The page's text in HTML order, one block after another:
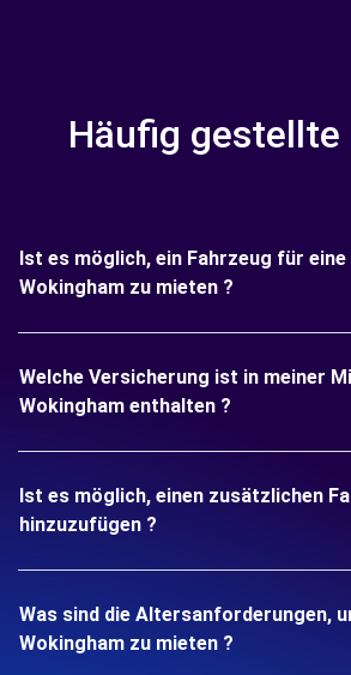
Häufig gestellte
Ist es möglich, ein Fahrzeug für eine
Wokingham zu mieten ?
Welche Versicherung ist in meiner
Wokingham enthalten ?
Ist es möglich, einen zusätzlichen
hinzuzufügen ?
Was sind die Altersanforderungen,
Wokingham zu mieten ?